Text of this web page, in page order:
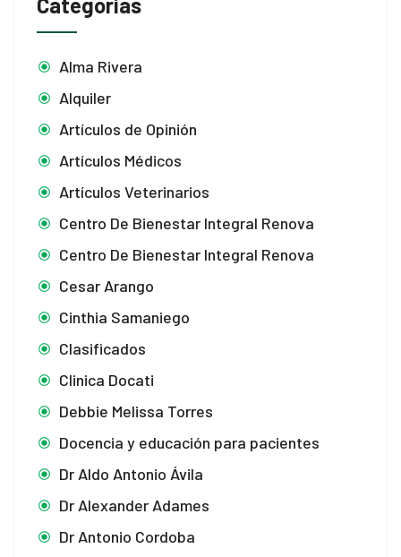
Categorías
Alma Rivera
Alquiler
Artículos de Opinión
Artículos Médicos
Artículos Veterinarios
Centro De Bienestar Integral Renova
Centro De Bienestar Integral Renova
Cesar Arango
Cinthia Samaniego
Clasificados
Clinica Docati
Debbie Melissa Torres
Docencia y educación para pacientes
Dr Aldo Antonio Ávila
Dr Alexander Adames
Dr Antonio Cordoba